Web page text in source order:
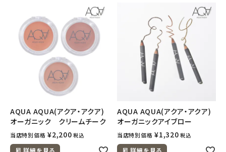
AQUA AQUA(アクア・アクア)
オーガニック クリームチーク
当店特別価格 ¥2,200 税込
詳細を見る
AQUA AQUA(アクア・アクア)
オーガニックアイブロー
当店特別価格 ¥1,320 税込
詳細を見る